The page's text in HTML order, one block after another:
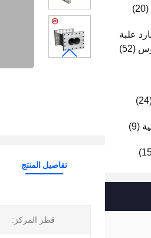
(20)
علبة
(52)
(9)
تفاصيل المنتج
قطر المركز: